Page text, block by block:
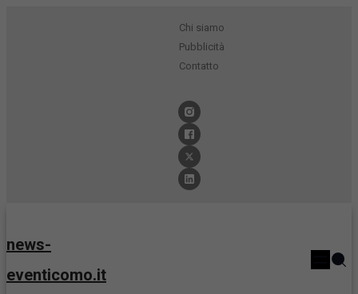
Chi siamo
Pubblicità
Contatto
news-
eventicomo.it